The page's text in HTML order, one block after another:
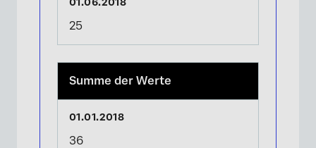
25
Summe der Werte
36